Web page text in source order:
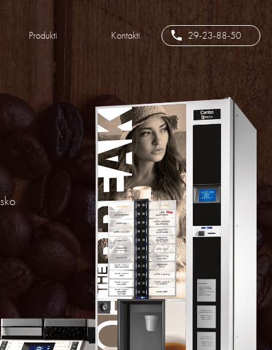
Produkti Kontakti 29-23-88-50